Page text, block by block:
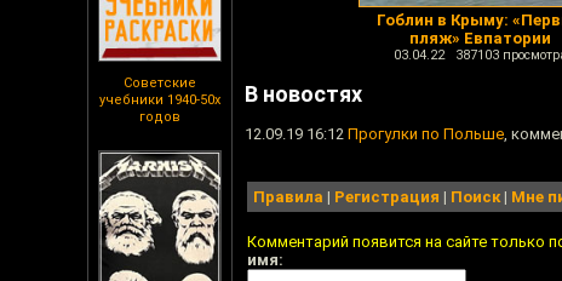
Советские
учебники 1940-50х
годов
Гоблин в Крыму:
пляж» Евпатории
03.04.22 387103
В новостях
12.09.19 16:12 Прогулки по Польше,
Правила | Регистрация | Поиск| Мне
Комментарий появится на сайте только
имя: